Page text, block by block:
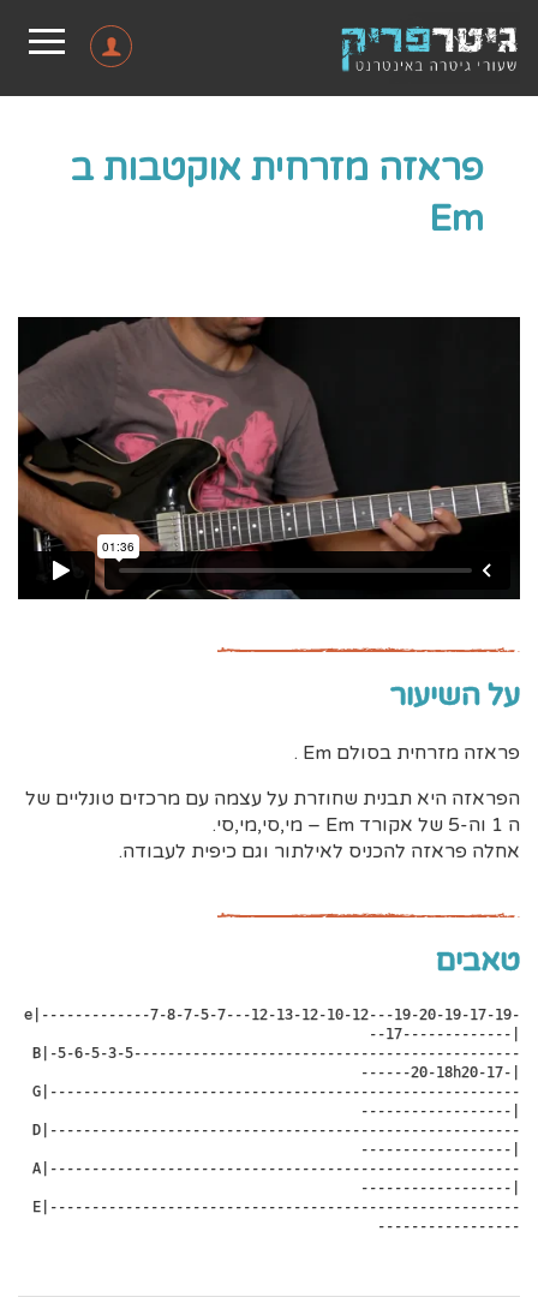
פראזה מזרחית אוקטבות ב
Em
על השיעור
פראזה מזרחית בסולם Em .
הפראזה היא תבנית שחוזרת על עצמה עם מרכזים טונליים של
ה 1 וה-5 של אקורד Em – מי,סי,מי,סי.
אחלה פראזה להכניס לאילתור וגם כיפית לעבודה.
טאבים
e|-------------7-8-7-5-7---12-13-12-10-12---19-20-19-17-19-
--17-------------|
------20-18h20-17-|
------------------|
------------------|
------------------|
-----------------